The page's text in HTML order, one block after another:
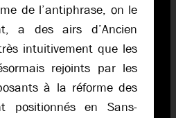
de l’antiphrase, on le
a des airs d’Ancien
intuitivement que les
rejoints par les
à la réforme des
positionnés en Sans-